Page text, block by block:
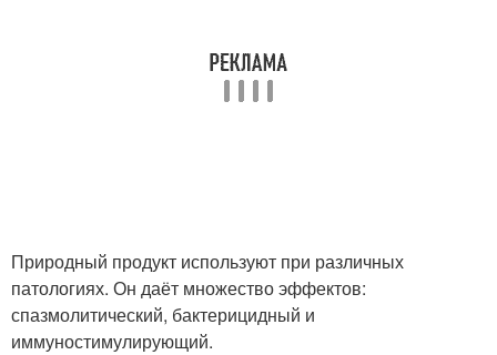
Природный продукт используют при различных
патологиях. Он даёт множество эффектов:
спазмолитический, бактерицидный и
иммуностимулирующий.